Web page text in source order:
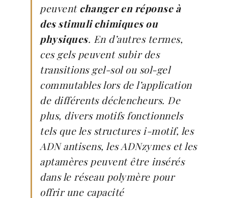
peuventchanger en réponse à
des stimuli chimiques ou
physiques. En d’autres termes,
ces gels peuvent subir des
transitions gel-sol ou sol-gel
commutables lors de l’application
de différents déclencheurs. De
plus, divers motifs fonctionnels
tels que les structures i-motif, les
ADN antisens, les ADNzymes et les
aptamères peuvent être insérés
dans le réseau polymère pour
offrir une capacité